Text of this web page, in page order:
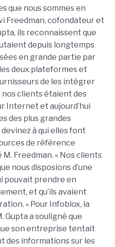
que nous sommes en
Freedman, cofondateur et
ils reconnaissent que
depuis longtemps
en grande partie par
deux plateformes et
de les intégrer
clients étaient des
Internet et aujourd’hui
des plus grandes
à qui elles font
de référence
Freedman. « Nos clients
nous disposions d’une
pouvait prendre en
et qu’ils avaient
» Pour Infoblox, la
Gupta a souligné que
son entreprise tentait
des informations sur les